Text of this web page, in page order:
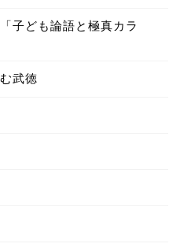
子ども論語と極真カラ
武徳